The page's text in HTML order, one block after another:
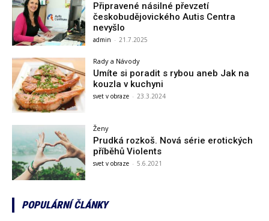
Připravené násilné převzetí
českobudějovického Autis Centra
nevyšlo
admin - 21.7.2025
Rady a Návody
Umíte si poradit s rybou aneb Jak na
kouzla v kuchyni
svet v obraze - 23.3.2024
Ženy
Prudká rozkoš. Nová série erotických
příběhů Violents
svet v obraze - 5.6.2021
POPULÁRNÍ ČLÁNKY